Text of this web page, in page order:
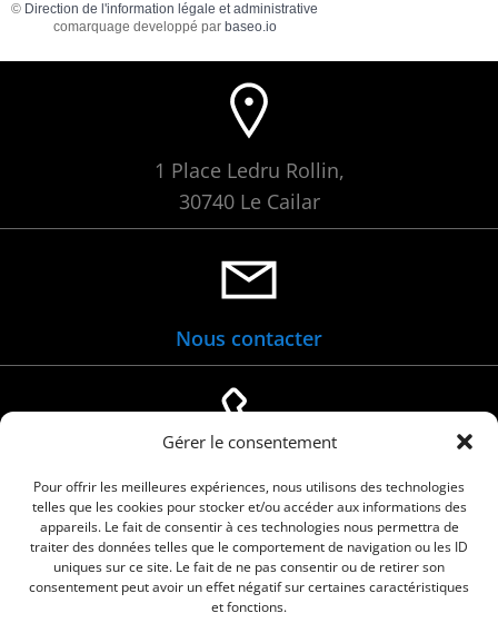
Gérer le consentement
Pour offrir les meilleures expériences, nous utilisons des technologies
telles que les cookies pour stocker et/ou accéder aux informations des
appareils. Le fait de consentir à ces technologies nous permettra de
traiter des données telles que le comportement de navigation ou les ID
uniques sur ce site. Le fait de ne pas consentir ou de retirer son
consentement peut avoir un effet négatif sur certaines caractéristiques
et fonctions.
© Direction de l'information légale et administrative
comarquage developpé par baseo.io
1 Place Ledru Rollin,
30740 Le Cailar
Nous contacter
04 66 88 01 05